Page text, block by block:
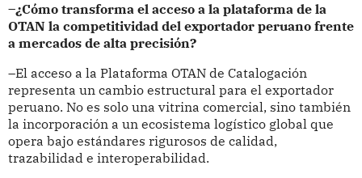
–¿Cómo transforma el acceso a la plataforma de la
OTAN la competitividad del exportador peruano frente
a mercados de alta precisión?
–El acceso a la Plataforma OTAN de Catalogación
representa un cambio estructural para el exportador
peruano. No es solo una vitrina comercial, sino también
la incorporación a un ecosistema logístico global que
opera bajo estándares rigurosos de calidad,
trazabilidad e interoperabilidad.